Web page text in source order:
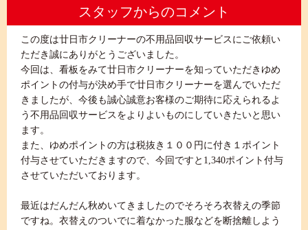
スタッフからのコメント
この度は廿日市クリーナーの不用品回収サービスにご依頼い
ただき誠にありがとうございました。
今回は、看板をみて廿日市クリーナーを知っていただきゆめ
ポイントの付与が決め手で廿日市クリーナーを選んでいただ
きましたが、今後も誠心誠意お客様のご期待に応えられるよ
う不用品回収サービスをよりよいものにしていきたいと思い
ます。
また、ゆめポイントの方は税抜き１００円に付き１ポイント
付与させていただきますので、今回ですと1,340ポイント付与
させていただいております。
最近はだんだん秋めいてきましたのでそろそろ衣替えの季節
ですね。衣替えのついでに着なかった服などを断捨離しよう